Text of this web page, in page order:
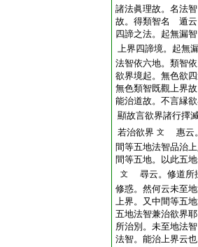
諸法眞理故。名法
故。得類智名 遁云
四諦之法。起無漏
上界四諦境。起無
法智依六地。類智
欲界境起。無色欲
無色類智既觀上界
能治道故。不言縁
顯故言欲界諸行擇
若治欲界 文
惠云
間等五地法智品治
間等五地。以此五
文
尋云。修道所
修惑。然何云未至
上界。又中間等五
五地法智兼治欲界
所治別。未至地法
法智。能治上界云